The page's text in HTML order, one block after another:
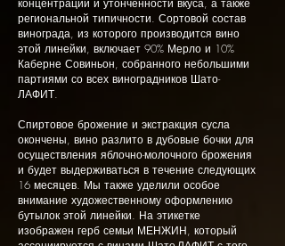
концентрации и утонченности вкуса, а также
региональной типичности. Сортовой состав
винограда, из которого производится вино
этой линейки, включает 90% Мерло и 10%
Каберне Совиньон, собранного небольшими
партиями со всех виноградников Шато-
ЛАФИТ.
Спиртовое брожение и экстракция сусла
окончены, вино разлито в дубовые бочки для
осуществления яблочно-молочного брожения
и будет выдерживаться в течение следующих
16 месяцев. Мы также уделили особое
внимание художественному оформлению
бутылок этой линейки. На этикетке
изображен герб семьи МЕНЖИН, который